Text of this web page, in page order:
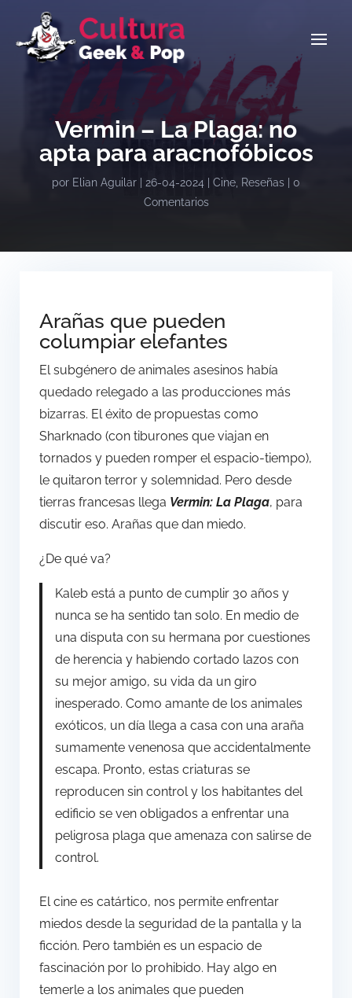
Vermin – La Plaga: no
apta para aracnofóbicos
por Elian Aguilar 26-04-2024 Cine Reseñas
0
Comentarios
Arañas que pueden
columpiar elefantes
El subgénero de animales asesinos había
quedado relegado a las producciones más
bizarras. El éxito de propuestas como
Sharknado (con tiburones que viajan en
tornados y pueden romper el espacio-tiempo),
le quitaron terror y solemnidad. Pero desde
tierras francesas llega Vermin: La Plaga, para
discutir eso. Arañas que dan miedo.
¿De qué va?
Kaleb está a punto de cumplir 30 años y
nunca se ha sentido tan solo. En medio de
una disputa con su hermana por cuestiones
de herencia y habiendo cortado lazos con
su mejor amigo, su vida da un giro
inesperado. Como amante de los animales
exóticos, un día llega a casa con una araña
sumamente venenosa que accidentalmente
escapa. Pronto, estas criaturas se
reproducen sin control y los habitantes del
edificio se ven obligados a enfrentar una
peligrosa plaga que amenaza con salirse de
control.
El cine es catártico, nos permite enfrentar
miedos desde la seguridad de la pantalla y la
ficción. Pero también es un espacio de
fascinación por lo prohibido. Hay algo en
temerle a los animales que pueden